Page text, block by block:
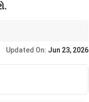
Updated On: Jun 23, 2026